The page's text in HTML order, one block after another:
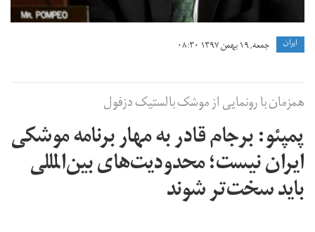
ايران جمعه, ۱۹ بهمن ۱۳۹۷ ۰۸:۳۰
همزمان با رونمایی از موشک بالستیک دزفول
پمپئو: برجام قادر به مهار برنامه موشکی
ایران نیست؛ محدودیت‌های بین‌المللی
باید سخت‌تر شوند